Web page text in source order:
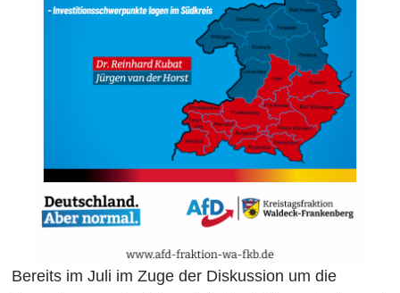
Bereits im Juli im Zuge der Diskussion um die